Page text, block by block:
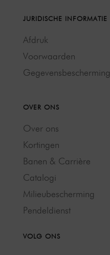
JURIDISCHE INFORMATIE
Afdruk
Voorwaarden
Gegevensbescherming
OVER ONS
Over ons
Kortingen
Banen & Carrière
Catalogi
Milieubescherming
Pendeldienst
VOLG ONS